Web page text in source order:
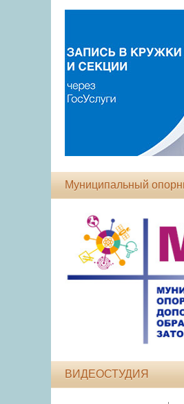
Муниципальный
ВИДЕОСТУДИЯ